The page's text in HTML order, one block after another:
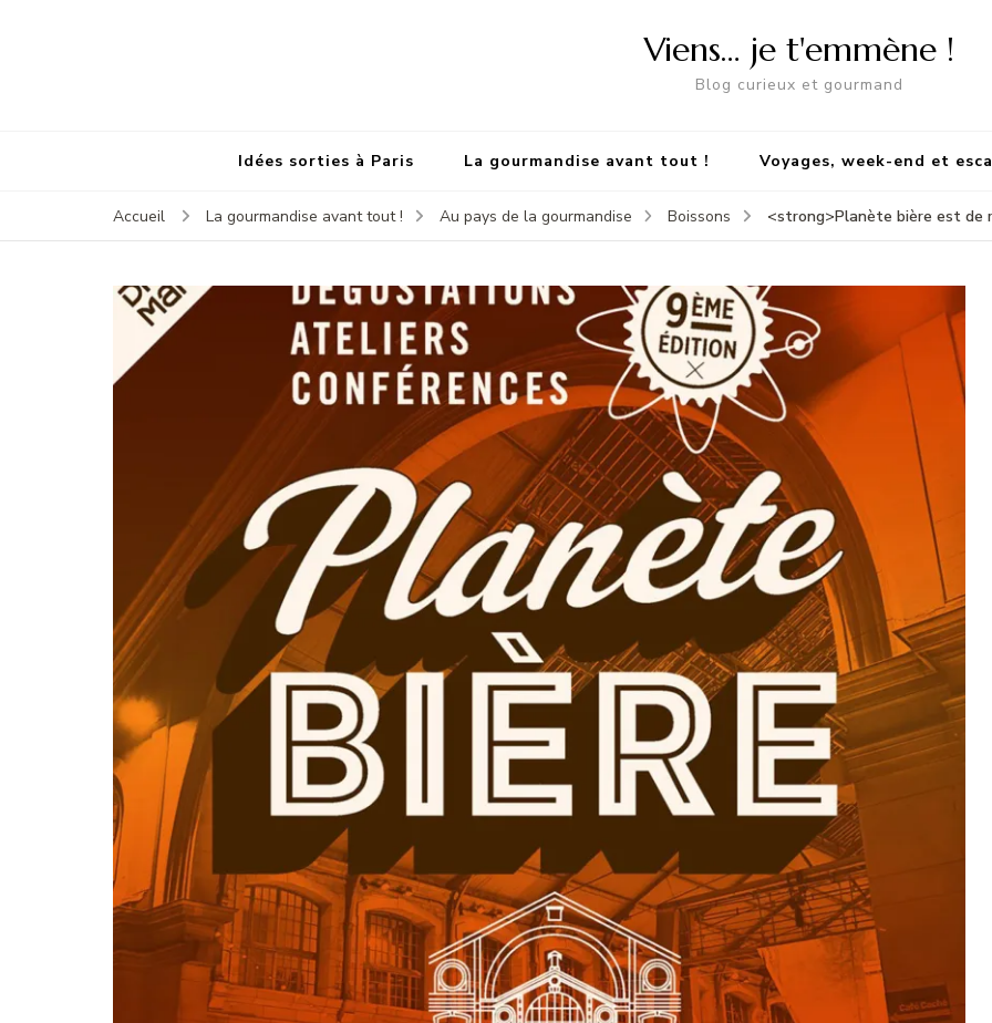
Viens… je t'emmène !
Blog curieux et gourmand
Idées sorties à Paris La gourmandise avant tout ! Voyages, week-end et
Accueil La gourmandise avant tout ! Au pays de la gourmandise Boissons <strong>Planète bière est de